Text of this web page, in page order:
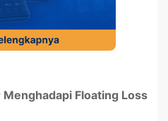
Floating Loss